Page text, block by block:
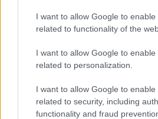
I want to allow Google to enable
related to functionality of the
I want to allow Google to enable
related to personalization.
I want to allow Google to enable
related to security, including
functionality and fraud